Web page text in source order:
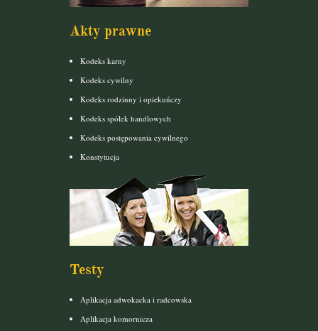
Akty prawne
Kodeks karny
Kodeks cywilny
Kodeks rodzinny i opiekuńczy
Kodeks spółek handlowych
Kodeks postępowania cywilnego
Konstytucja
Testy
Aplikacja adwokacka i radcowska
Aplikacja komornicza